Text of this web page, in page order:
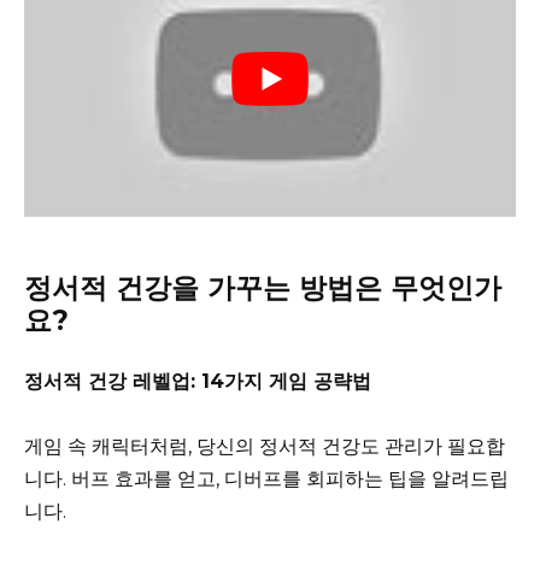
정서적 건강을 가꾸는 방법은 무엇인가
요?
정서적 건강 레벨업: 14가지 게임 공략법
게임 속 캐릭터처럼, 당신의 정서적 건강도 관리가 필요합
니다. 버프 효과를 얻고, 디버프를 회피하는 팁을 알려드립
니다.